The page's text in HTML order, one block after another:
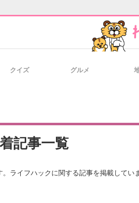
AI活用のいまが分かる
クイズ グルメ
記事一覧
ライフハックに関する記事を掲載してい